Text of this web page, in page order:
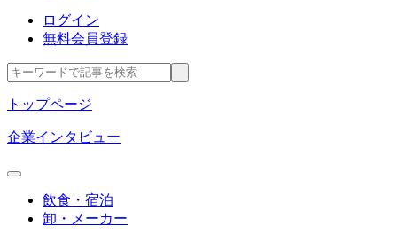
ログイン
無料会員登録
トップページ
企業インタビュー
飲食・宿泊
卸・メーカー